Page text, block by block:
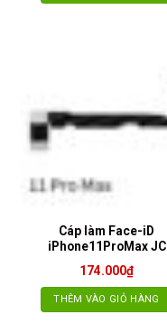
Cáp làm Face-iD
iPhone11ProMax JC
174.000₫
THÊM VÀO GIỎ HÀNG